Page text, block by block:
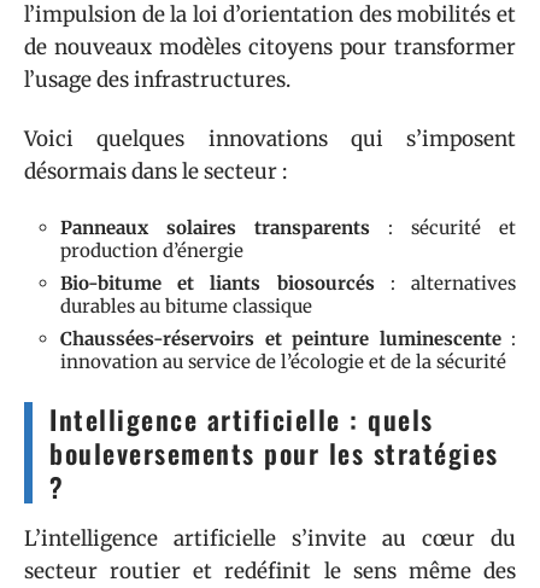
l’impulsion de la loi d’orientation des mobilités et
de nouveaux modèles citoyens pour transformer
l’usage des infrastructures.
Voici quelques innovations qui s’imposent
désormais dans le secteur :
Panneaux solaires transparents : sécurité et
production d’énergie
Bio-bitume et liants biosourcés: alternatives
durables au bitume classique
Chaussées-réservoirs et peinture luminescente:
innovation au service de l’écologie et de la sécurité
Intelligence artificielle : quels
bouleversements pour les stratégies
?
L’intelligence artificielle s’invite au cœur du
secteur routier et redéfinit le sens même des